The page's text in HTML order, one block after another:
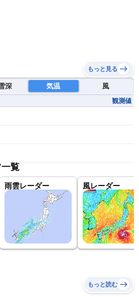
もっと見る
深 気温 風
観測値
覧
雨雲レーダー 風レーダー
もっと読む